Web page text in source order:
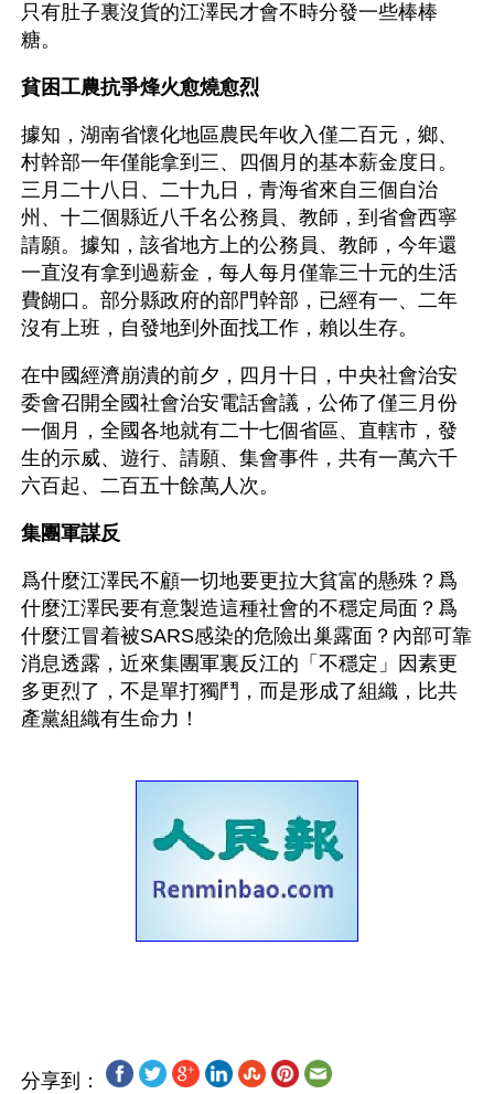
只有肚子裏沒貨的江澤民才會不時分發一些棒棒
糖。
貧困工農抗爭烽火愈燒愈烈
據知，湖南省懷化地區農民年收入僅二百元，鄉、
村幹部一年僅能拿到三、四個月的基本薪金度日。
三月二十八日、二十九日，青海省來自三個自治
州、十二個縣近八千名公務員、教師，到省會西寧
請願。據知，該省地方上的公務員、教師，今年還
一直沒有拿到過薪金，每人每月僅靠三十元的生活
費餬口。部分縣政府的部門幹部，已經有一、二年
沒有上班，自發地到外面找工作，賴以生存。
在中國經濟崩潰的前夕，四月十日，中央社會治安
委會召開全國社會治安電話會議，公佈了僅三月份
一個月，全國各地就有二十七個省區、直轄市，發
生的示威、遊行、請願、集會事件，共有一萬六千
六百起、二百五十餘萬人次。
集團軍謀反
爲什麼江澤民不顧一切地要更拉大貧富的懸殊？爲
什麼江澤民要有意製造這種社會的不穩定局面？爲
什麼江冒着被SARS感染的危險出巢露面？內部可靠
消息透露，近來集團軍裏反江的「不穩定」因素更
多更烈了，不是單打獨鬥，而是形成了組織，比共
產黨組織有生命力！
分享到：